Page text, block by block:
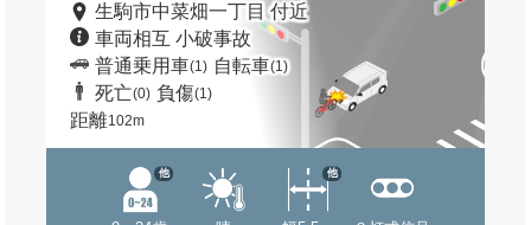
生駒市中菜畑一丁目 付近
車両相互 小破事故
普通乗用車(1) 自転車(1)
死亡(0) 負傷(1)
距離102m
他 他